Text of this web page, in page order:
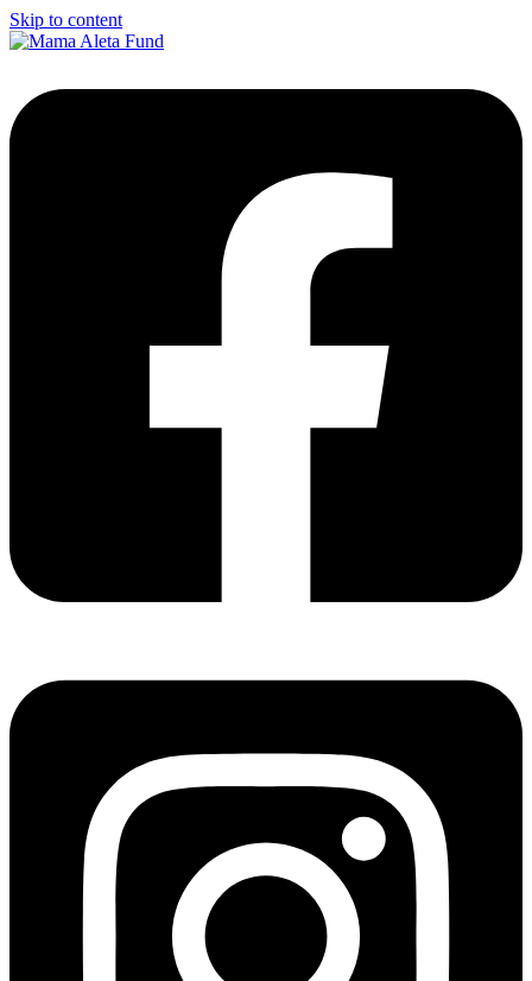
Skip to content